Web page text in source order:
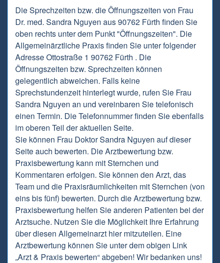
Die Sprechzeiten bzw. die Öffnungszeiten von Frau
Dr. med. Sandra Nguyen aus 90762 Fürth finden Sie
oben rechts unter dem Punkt "Öffnungszeiten". Die
Allgemeinärztliche Praxis finden Sie unter folgender
Adresse Ottostraße 1 90762 Fürth . Die
Öffnungszeiten bzw. Sprechzeiten können
gelegentlich abweichen. Falls keine
Sprechstundenzeit hinterlegt wurde, rufen Sie Frau
Sandra Nguyen an und vereinbaren Sie telefonisch
einen Termin. Die Telefonnummer finden Sie ebenfalls
im oberen Teil der aktuellen Seite.
Sie können Frau Doktor Sandra Nguyen auf dieser
Seite auch bewerten. Die Arztbewertung bzw.
Praxisbewertung kann mit Sternchen und
Kommentaren erfolgen. Sie können den Arzt, das
Team und die Praxisräumlichkeiten mit Sternchen (von
eins bis fünf) bewerten. Durch die Arztbewertung bzw.
Praxisbewertung helfen Sie anderen Patienten bei der
Arztsuche. Nutzen Sie die Möglichkeit Ihre Erfahrung
über diesen Allgemeinarzt hier mitzuteilen. Eine
Arztbewertung können Sie unter dem obigen Link
„Arzt & Praxis bewerten“ abgeben! Wir bedanken uns!